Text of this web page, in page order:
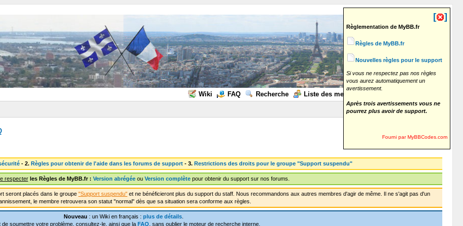
Wiki FAQ Recherche Liste des membres
[ ]
Règlementation de MyBB.fr
Règles de MyBB.fr
Nouvelles règles pour le support
Si vous ne respectez pas nos règles
vous aurez automatiquement un
avertissement.
Après trois avertissements vous ne
pourrez plus avoir de support.
Fourni par MyBBCodes.com
- 2. Règles pour obtenir de l'aide dans les forums de support - 3. Restrictions des droits pour le groupe "Support suspendu"
respecter les Règles de MyBB.fr : Version abrégéeou Version complètepour obtenir du support sur nos forums.
seront placés dans le groupe "Support suspendu" et ne bénéficieront plus du support du staff. Nous recommandons aux autres membres d'agir de même. Il ne s'agit pas d'un
le membre retrouvera son statut "normal" dès que sa situation sera conforme aux règles.
Nouveau : un Wiki en français : plus de détails.
de soumettre votre problème, consultez-le, ainsi que la FAQ , sans oublier le moteur de recherche interne.